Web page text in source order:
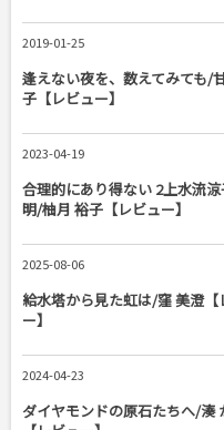
2019-01-25
逢えない夜を、数えてみても/
子【レビュー】
2023-04-19
合理的にあり得ない 2上水流
明/柚月 裕子【レビュー】
2025-08-06
給水塔から見た虹は/窪 美澄【
ー】
2024-04-23
ダイヤモンドの原石たちへ/湊